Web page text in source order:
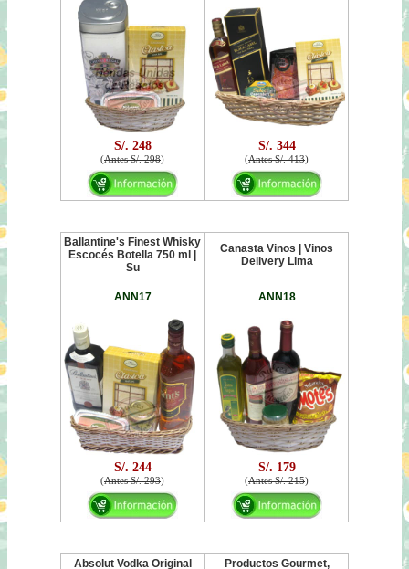
S/. 248
(Antes S/. 298)
S/. 344
(Antes S/. 413)
Ballantine's Finest Whisky
Escocés Botella 750 ml |
Su
ANN17
S/. 244
(Antes S/. 293)
Canasta Vinos | Vinos
Delivery Lima
ANN18
S/. 179
(Antes S/. 215)
Absolut Vodka Original
Productos Gourmet,